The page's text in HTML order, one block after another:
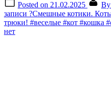
Posted on 21.02.2025 By
записи ?Смешные котики.
трюки! #веселые #кот #кошка
нет